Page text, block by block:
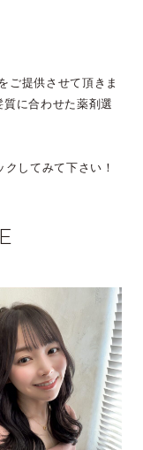
ご提供させて頂きま
に合わせた薬剤選
してみて下さい！